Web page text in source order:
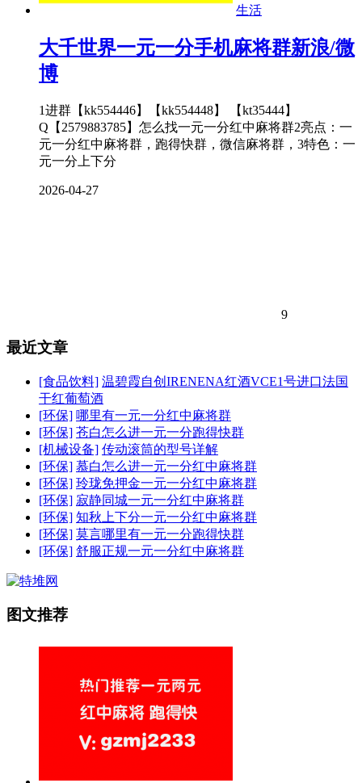
生活
大千世界一元一分手机麻将群新浪/微
博
1进群【kk554446】【kk554448】 【kt35444】
Q【2579883785】怎么找一元一分红中麻将群2亮点：一
元一分红中麻将群，跑得快群，微信麻将群，3特色：一
元一分上下分
2026-04-27
9
最近文章
[食品饮料] 温碧霞自创IRENENA红酒VCE1号进口法国
干红葡萄酒
[环保] 哪里有一元一分红中麻将群
[环保] 苍白怎么进一元一分跑得快群
[机械设备] 传动滚筒的型号详解
[环保] 慕白怎么进一元一分红中麻将群
[环保] 玲珑免押金一元一分红中麻将群
[环保] 寂静同城一元一分红中麻将群
[环保] 知秋上下分一元一分红中麻将群
[环保] 莫言哪里有一元一分跑得快群
[环保] 舒服正规一元一分红中麻将群
图文推荐